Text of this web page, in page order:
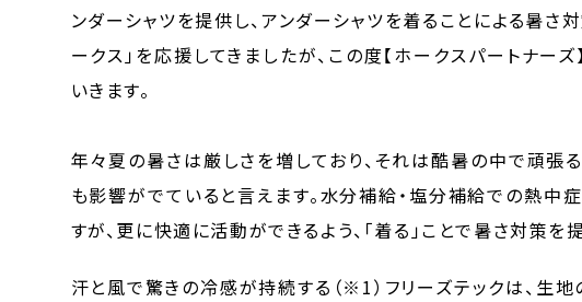
ンダーシャツを提供し、アンダーシャツを着ることによる暑さ
ークス」を応援してきましたが、この度【ホークスパートナー
いきます。
年々夏の暑さは厳しさを増しており、それは酷暑の中で頑張
も影響がでていると言えます。水分補給・塩分補給での熱中
すが、更に快適に活動ができるよう、「着る」ことで暑さ対策を
汗と風で驚きの冷感が持続する（※1）フリーズテックは、生